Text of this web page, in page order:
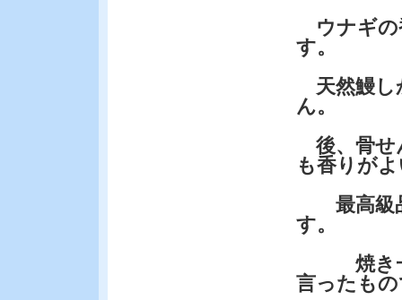
ウナギの
す。
天然鰻し
ん。
後、骨せ
も香りが
最高級
す。
焼き一
言ったも